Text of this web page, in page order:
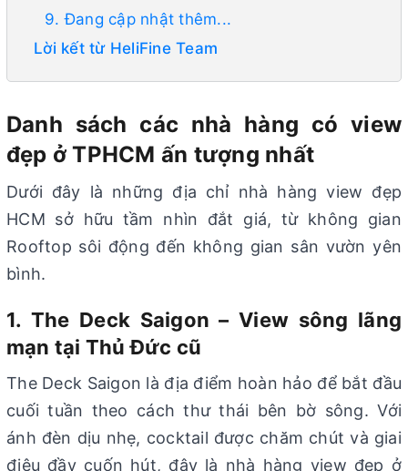
9. Đang cập nhật thêm...
Lời kết từ HeliFine Team
Danh sách các nhà hàng có view
đẹp ở TPHCM ấn tượng nhất
Dưới đây là những địa chỉ nhà hàng view đẹp
HCM sở hữu tầm nhìn đắt giá, từ không gian
Rooftop sôi động đến không gian sân vườn yên
bình.
1. The Deck Saigon – View sông lãng
mạn tại Thủ Đức cũ
The Deck Saigon là địa điểm hoàn hảo để bắt đầu
cuối tuần theo cách thư thái bên bờ sông. Với
ánh đèn dịu nhẹ, cocktail được chăm chút và giai
điệu đầy cuốn hút, đây là nhà hàng view đẹp ở